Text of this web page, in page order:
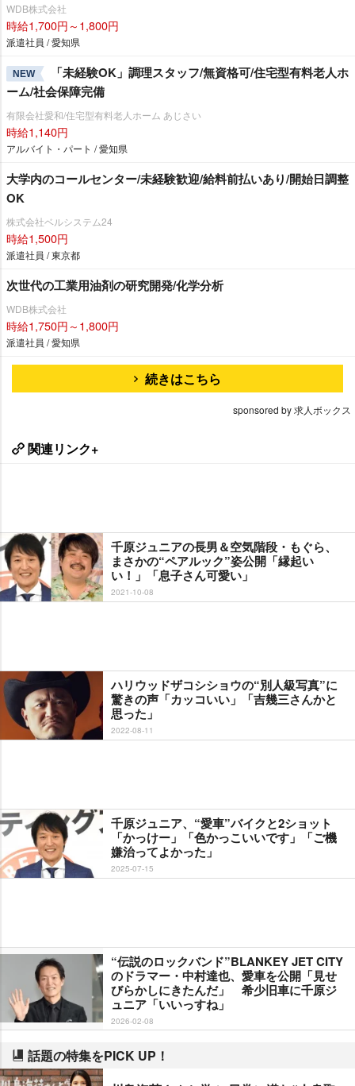
WDB株式会社
時給1,700円～1,800円
派遣社員 / 愛知県
NEW
「未経験OK」調理スタッフ/無資格可/住宅型有料老人ホ
ーム/社会保障完備
有限会社愛和/住宅型有料老人ホーム あじさい
時給1,140円
アルバイト・パート / 愛知県
大学内のコールセンター/未経験歓迎/給料前払いあり/開始日調整
OK
株式会社ベルシステム24
時給1,500円
派遣社員 / 東京都
次世代の工業用油剤の研究開発/化学分析
WDB株式会社
時給1,750円～1,800円
派遣社員 / 愛知県
続きはこちら
sponsored by 求人ボックス
関連リンク+
千原ジュニアの長男＆空気階段・もぐら、
まさかの“ペアルック”姿公開「縁起い
い！」「息子さん可愛い」
2021-10-08
ハリウッドザコシショウの“別人級写真”に
驚きの声「カッコいい」「吉幾三さんかと
思った」
2022-08-11
千原ジュニア、“愛車”バイクと2ショット
「かっけー」「色かっこいいです」「ご機
嫌治ってよかった」
2025-07-15
“伝説のロックバンド”BLANKEY JET CITY
のドラマー・中村達也、愛車を公開「見せ
びらかしにきたんだ」 希少旧車に千原ジ
ュニア「いいっすね」
2026-02-08
話題の特集をPICK UP！